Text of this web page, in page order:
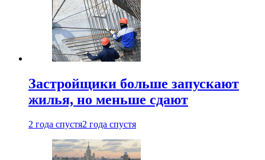
Застройщики больше запускают
жилья, но меньше сдают
2 года спустя2 года спустя